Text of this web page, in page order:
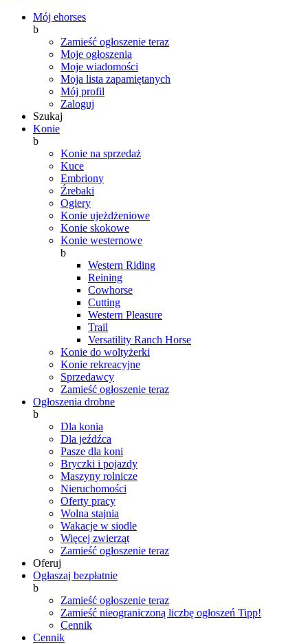
Mój ehorses
b
Zamieść ogłoszenie teraz
Moje ogłoszenia
Moje wiadomości
Moja lista zapamiętanych
Mój profil
Zaloguj
Szukaj
Konie
b
Konie na sprzedaż
Kuce
Embriony
Źrebaki
Ogiery
Konie ujeżdżeniowe
Konie skokowe
Konie westernowe
b
Western Riding
Reining
Cowhorse
Cutting
Western Pleasure
Trail
Versatility Ranch Horse
Konie do woltyżerki
Konie rekreacyjne
Sprzedawcy
Zamieść ogłoszenie teraz
Ogłoszenia drobne
b
Dla konia
Dla jeźdźca
Pasze dla koni
Bryczki i pojazdy
Maszyny rolnicze
Nieruchomości
Oferty pracy
Wolna stajnia
Wakacje w siodle
Więcej zwierząt
Zamieść ogłoszenie teraz
Oferuj
Ogłaszaj bezpłatnie
b
Zamieść ogłoszenie teraz
Zamieść nieograniczoną liczbę ogłoszeń Tipp!
Cennik
Cennik